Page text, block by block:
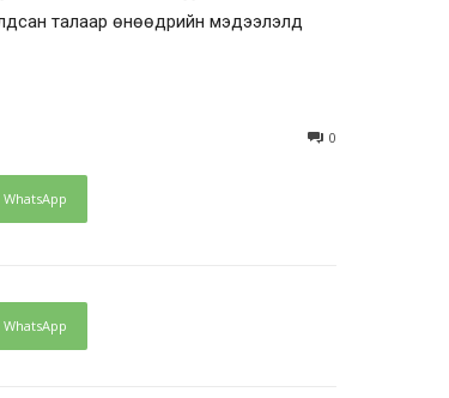
талаар өнөөдрийн мэдээлэлд
0
WhatsApp
WhatsApp